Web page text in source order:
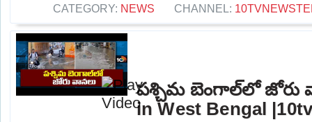
CATEGORY: NEWS CHANNEL:
పశ్చిమ బెంగాల్‌లో జోరు
in West Bengal